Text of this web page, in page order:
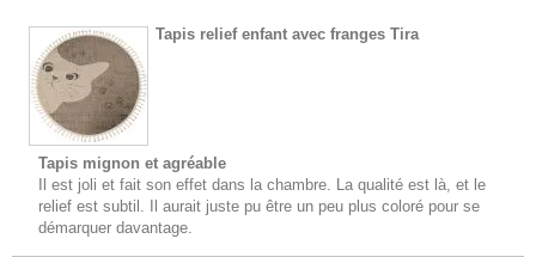
Tapis relief enfant avec franges Tira
Tapis mignon et agréable
Il est joli et fait son effet dans la chambre. La qualité est là, et le
relief est subtil. Il aurait juste pu être un peu plus coloré pour se
démarquer davantage.